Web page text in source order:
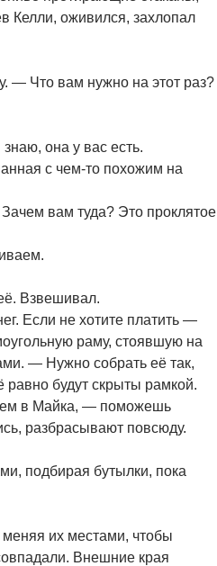
Келли, оживился, захлопал
— Что вам нужно на этот раз?
она у вас есть.
с чем-то похожим на
вам туда? Это проклятое
Взвешивал.
Если не хотите платить —
раму, стоявшую на
— Нужно собрать её так,
будут скрыты рамкой.
в Майка, — поможешь
разбрасывают повсюду.
подбирая бутылки, пока
их местами, чтобы
Внешние края